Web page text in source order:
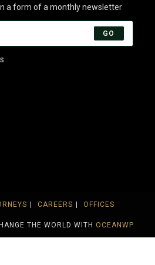
a form of a monthly newsletter
GO
CAREERS OFFICES
THE WORLD WITH OCEANWP